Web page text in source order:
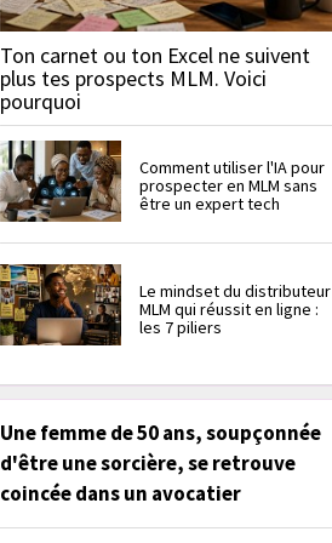
Ton carnet ou ton Excel ne suivent
plus tes prospects MLM. Voici
pourquoi
Comment utiliser l'IA pour
prospecter en MLM sans
être un expert tech
Le mindset du distributeur
MLM qui réussit en ligne :
les 7 piliers
Une femme de 50 ans, soupçonnée
d'être une sorcière, se retrouve
coincée dans un avocatier